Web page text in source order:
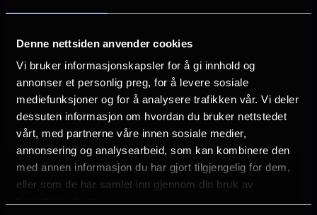
Denne nettsiden anvender cookies
Vi bruker informasjonskapsler for å gi innhold og
annonser et personlig preg, for å levere sosiale
mediefunksjoner og for å analysere trafikken vår. Vi deler
dessuten informasjon om hvordan du bruker nettstedet
vårt, med partnerne våre innen sosiale medier,
annonsering og analysearbeid, som kan kombinere den
med annen informasjon du har gjort tilgjengelig for dem,
eller som de har samlet inn gjennom din bruk av
overholdelse av grunnleggende
menneskerettigheter og anstendige
arbeidsforhold.
Les mer om Egmont CSRher.
Les redegjørelsen for selskapets
aktsomhetsvurdering
her.